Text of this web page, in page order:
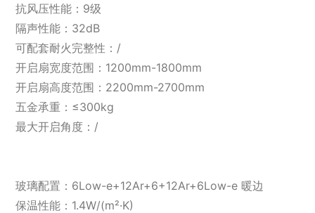
抗风压性能：9级
隔声性能：32dB
可配套耐火完整性：/
开启扇宽度范围：1200mm-1800mm
开启扇高度范围：2200mm-2700mm
五金承重：≤300kg
最大开启角度：/
玻璃配置：6Low-e+12Ar+6+12Ar+6Low-e 暖边
保温性能：1.4W/(m²·K)